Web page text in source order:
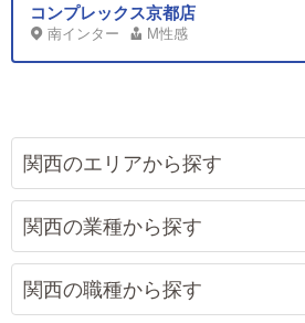
コンプレックス京都店
南インター M性感
関西のエリアから探す
関西の業種から探す
関西の職種から探す